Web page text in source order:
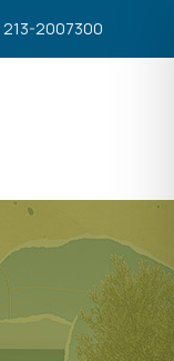
213-2007300